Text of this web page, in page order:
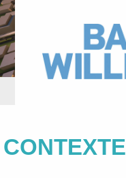
CONTEXTE